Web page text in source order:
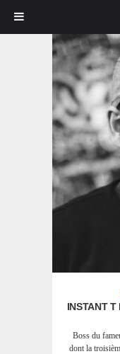
INSTANT
Boss du
dont la